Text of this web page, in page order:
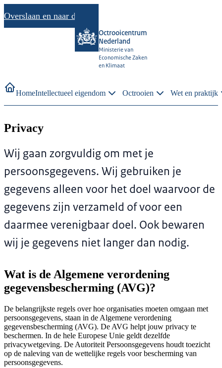
Overslaan en naar de inhoud gaan
Octrooicentrum
Nederland
Ministerie van
Economische Zaken
en Klimaat
HomeIntellectueel eigendom Octrooien Wet en praktijk
Privacy
Wij gaan zorgvuldig om met je
persoonsgegevens. Wij gebruiken je
gegevens alleen voor het doel waarvoor de
gegevens zijn verzameld of voor een
daarmee verenigbaar doel. Ook bewaren
wij je gegevens niet langer dan nodig.
Wat is de Algemene verordening
gegevensbescherming (AVG)?
De belangrijkste regels over hoe organisaties moeten omgaan met
persoonsgegevens, staan in de Algemene verordening
gegevensbescherming (AVG). De AVG helpt jouw privacy te
beschermen. In de hele Europese Unie geldt dezelfde
privacywetgeving. De Autoriteit Persoonsgegevens houdt toezicht
op de naleving van de wettelijke regels voor bescherming van
persoonsgegevens.